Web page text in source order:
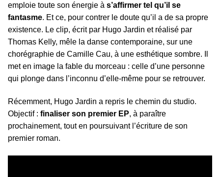
emploie toute son énergie à s’affirmer tel qu’il se
fantasme. Et ce, pour contrer le doute qu’il a de sa propre
existence. Le clip, écrit par Hugo Jardin et réalisé par
Thomas Kelly, mêle la danse contemporaine, sur une
chorégraphie de Camille Cau, à une esthétique sombre. Il
met en image la fable du morceau : celle d’une personne
qui plonge dans l’inconnu d’elle-même pour se retrouver.
Récemment, Hugo Jardin a repris le chemin du studio.
Objectif : finaliser son premier EP, à paraître
prochainement, tout en poursuivant l’écriture de son
premier roman.